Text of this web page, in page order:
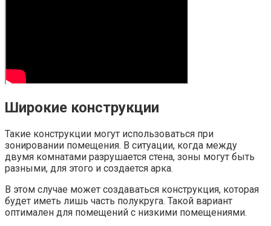
Широкие конструкции
Такие конструкции могут использоваться при
зонировании помещения. В ситуации, когда между
двумя комнатами разрушается стена, зоны могут быть
разными, для этого и создается арка.
В этом случае может создаваться конструкция, которая
будет иметь лишь часть полукруга. Такой вариант
оптимален для помещений с низкими помещениями.